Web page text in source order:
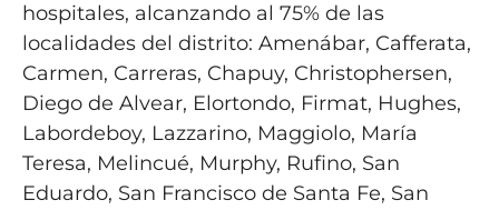
hospitales, alcanzando al 75% de las
localidades del distrito: Amenábar, Cafferata,
Carmen, Carreras, Chapuy, Christophersen,
Diego de Alvear, Elortondo, Firmat, Hughes,
Labordeboy, Lazzarino, Maggiolo, María
Teresa, Melincué, Murphy, Rufino, San
Eduardo, San Francisco de Santa Fe, San